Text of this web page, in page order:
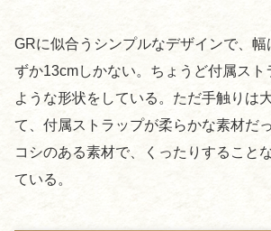
GRに似合うシンプルなデザインで、幅
ずか13cmしかない。ちょうど付属スト
ような形状をしている。ただ手触りは
て、付属ストラップが柔らかな素材だ
コシのある素材で、くったりすること
ている。